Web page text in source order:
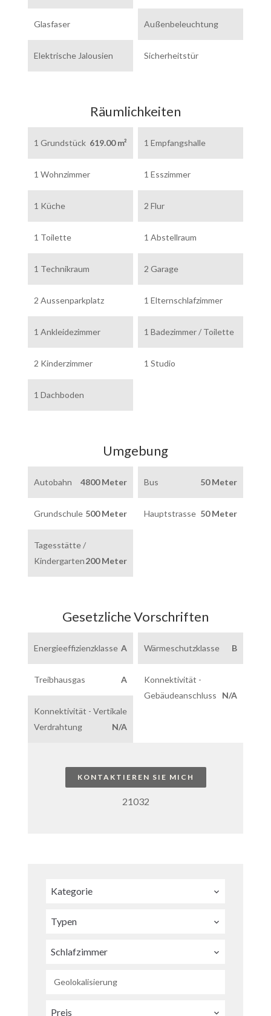
Außenbeleuchtung
Glasfaser
Sicherheitstür
Elektrische Jalousien
Räumlichkeiten
1 Grundstück 619.00 m² 1 Empfangshalle
1 Wohnzimmer 1 Esszimmer
1 Küche 2 Flur
1 Toilette 1 Abstellraum
1 Technikraum 2 Garage
2 Aussenparkplatz 1 Elternschlafzimmer
1 Ankleidezimmer 1 Badezimmer / Toilette
2 Kinderzimmer 1 Studio
1 Dachboden
Umgebung
Autobahn 4800 Meter Bus 50 Meter
Grundschule 500 Meter Hauptstrasse 50 Meter
Tagesstätte /
Kindergarten200 Meter
Gesetzliche Vorschriften
Energieeffizienzklasse A Wärmeschutzklasse B
Treibhausgas A
Konnektivität -
Gebäudeanschluss
N/A
Konnektivität - Vertikale
Verdrahtung
N/A
KONTAKTIEREN SIE MICH
21032
Kategorie
Typen
Schlafzimmer
Geolokalisierung
Preis